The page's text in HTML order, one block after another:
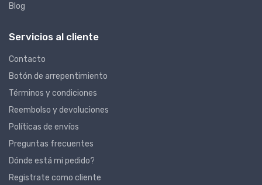
Blog
Servicios al cliente
Contacto
Botón de arrepentimiento
Términos y condiciones
Reembolso y devoluciones
Políticas de envíos
Preguntas frecuentes
Dónde está mi pedido?
Registrate como cliente